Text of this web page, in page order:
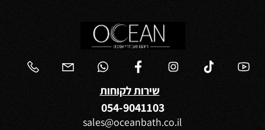
שירות לקוחות
054-9041103
sales@oceanbath.co.il